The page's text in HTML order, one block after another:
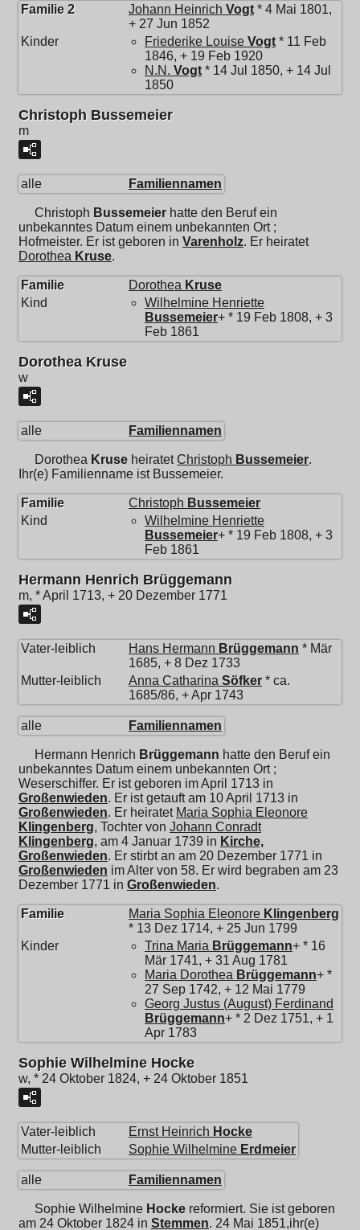
Familie 2 Johann Heinrich Vogt * 4 Mai 1801,
+ 27 Jun 1852
Kinder
Friederike Louise Vogt * 11 Feb
1846, + 19 Feb 1920
N.N. Vogt * 14 Jul 1850, + 14 Jul
1850
Christoph Bussemeier
m
alle Familiennamen
Christoph Bussemeier hatte den Beruf ein
unbekanntes Datum einem unbekannten Ort ;
Hofmeister. Er ist geboren in Varenholz. Er heiratet
Dorothea Kruse.
Familie Dorothea Kruse
Kind
Wilhelmine Henriette
Bussemeier+ * 19 Feb 1808, + 3
Feb 1861
Dorothea Kruse
w
alle Familiennamen
Dorothea Kruse heiratetChristoph Bussemeier.
Ihr(e) Familienname ist Bussemeier.
Familie Christoph Bussemeier
Kind
Wilhelmine Henriette
Bussemeier+ * 19 Feb 1808, + 3
Feb 1861
Hermann Henrich Brüggemann
m, * April 1713, + 20 Dezember 1771
Vater-leiblich Hans Hermann Brüggemann * Mär
1685, + 8 Dez 1733
Mutter-leiblich
Anna Catharina Söfker * ca.
1685/86, + Apr 1743
alle Familiennamen
Hermann Henrich Brüggemann hatte den Beruf ein
unbekanntes Datum einem unbekannten Ort ;
Weserschiffer. Er ist geboren im April 1713 in
Großenwieden. Er ist getauft am 10 April 1713 in
Großenwieden. Er heiratet Maria Sophia Eleonore
Klingenberg, Tochter von Johann Conradt
Klingenberg, am 4 Januar 1739 in Kirche,
Großenwieden. Er stirbt an am 20 Dezember 1771 in
Großenwieden im Alter von 58. Er wird begraben am 23
Dezember 1771 in Großenwieden.
Familie Maria Sophia Eleonore Klingenberg
* 13 Dez 1714, + 25 Jun 1799
Kinder
Trina Maria Brüggemann+ * 16
Mär 1741, + 31 Aug 1781
Maria Dorothea Brüggemann+ *
27 Sep 1742, + 12 Mai 1779
Georg Justus (August) Ferdinand
Brüggemann+ * 2 Dez 1751, + 1
Apr 1783
Sophie Wilhelmine Hocke
w, * 24 Oktober 1824, + 24 Oktober 1851
Vater-leiblich Ernst Heinrich Hocke
Mutter-leiblich
Sophie Wilhelmine Erdmeier
alle Familiennamen
Sophie Wilhelmine Hocke reformiert. Sie ist geboren
am 24 Oktober 1824 in Stemmen. 24 Mai 1851,ihr(e)